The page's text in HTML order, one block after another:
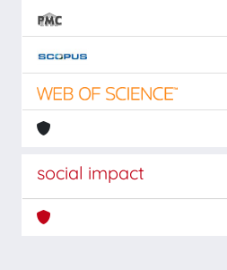
social impact